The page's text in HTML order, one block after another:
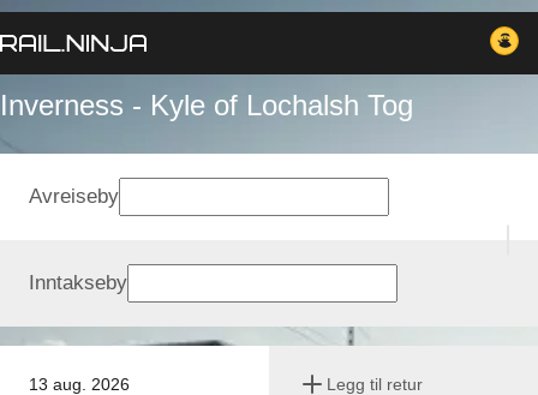
Inverness - Kyle of Lochalsh Tog
13 aug. 2026 Legg til retur
Avreiseby
Inntakseby